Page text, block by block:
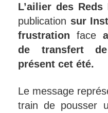
L’ailier des Reds
publication sur
frustration face
de transfert de
présent cet été.
Le message
train de pousser